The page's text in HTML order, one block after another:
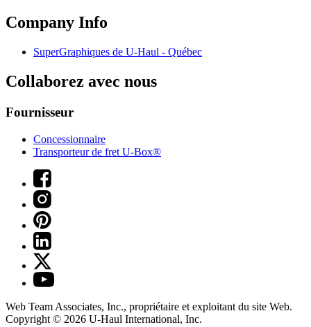
Company Info
SuperGraphiques de U-Haul - Québec
Collaborez avec nous
Fournisseur
Concessionnaire
Transporteur de fret U-Box®
Web Team Associates, Inc., propriétaire et exploitant du site Web.
Copyright © 2026 U-Haul International, Inc.